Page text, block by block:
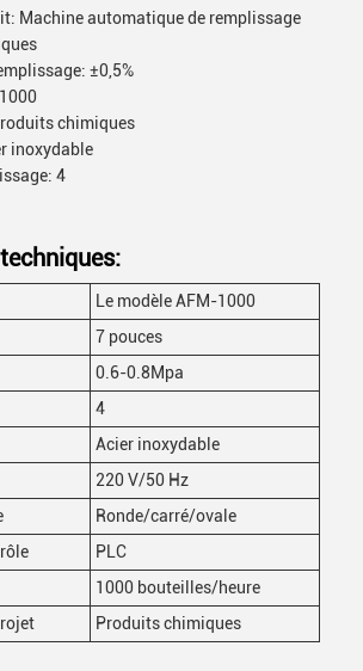
Machine automatique de remplissage
±0,5%
chimiques
inoxydable
4
Le modèle AFM-1000
7 pouces
0.6-0.8Mpa
4
Acier inoxydable
220 V/50 Hz
Ronde/carré/ovale
PLC
1000 bouteilles/heure
Produits chimiques